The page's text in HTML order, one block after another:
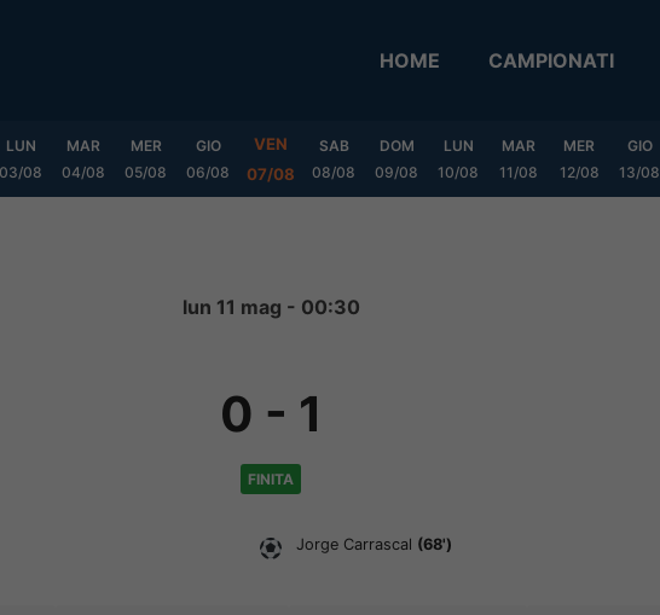
HOME CAMPIONATI
LUN
03/08
MAR
04/08
MER
05/08
GIO
06/08
VEN
07/08
SAB
08/08
DOM
09/08
LUN
10/08
MAR
11/08
MER
12/08
GIO
13/08
lun 11 mag - 00:30
0 - 1
FINITA
Jorge Carrascal (68')